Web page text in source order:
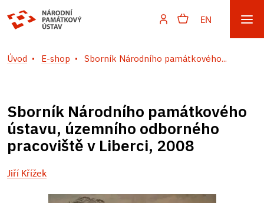
EN
Úvod E-shop Sborník Národního památkového...
Sborník Národního památkového
ústavu, územního odborného
pracoviště v Liberci, 2008
Jiří Křížek